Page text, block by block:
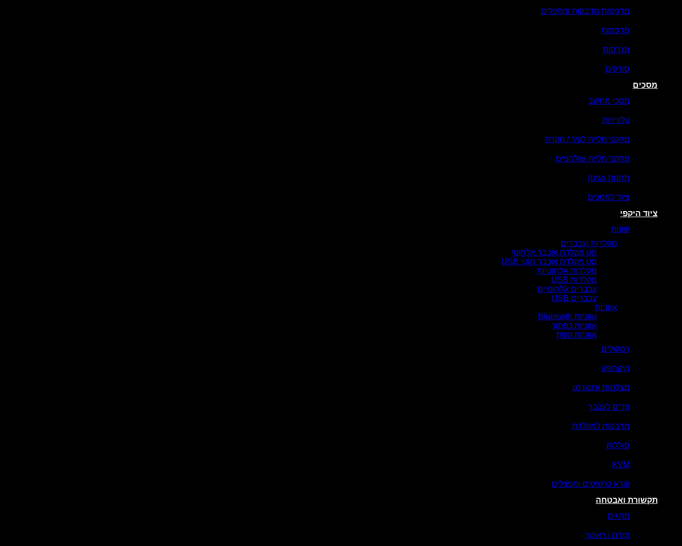
מדפסות מדבקות ומתכלים
מדפסות
מגרסות
סורקים
מסכים
מסכי מחשב
טלוויזיות
מתקני תלייה לקיר / תקרה
מתקני תלייה שולחניים
תחנות עגינה
ציוד למסכים
ציוד היקפי
שונות
מקלדות ועכברים
סט מקלדת ועכבר אלחוטי
סט מקלדת ועכבר חוטי USB
מקלדות אלחוטיות
מקלדות USB
עכברים אלחוטיים
עכברים USB
אוזניות
אוזניות Bluetooth
אוזניות כפתור
אוזניות קשת
רמקולים
מיקרופון
מצלמות אינטרנט
פדים לעכבר
מדבקות למקלדת
סוללות
KVM
קורא כרטיסים ומפצלים
תקשורת ואבטחה
מתגים
מודם / ראוטר